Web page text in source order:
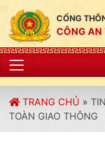
CỔNG
CÔNG AN
TRANG CHỦ »
TOÀN GIAO THÔNG